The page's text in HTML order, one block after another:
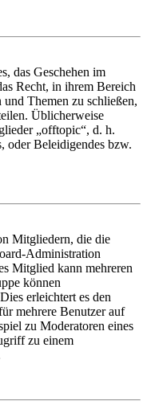
das Geschehen im
Recht, in ihrem Bereich
Themen zu schließen,
Üblicherweise
„offtopic“, d. h.
oder Beleidigendes bzw.
Mitgliedern, die die
Administration
Mitglied kann mehreren
können
erleichtert es den
mehrere Benutzer auf
zu Moderatoren eines
zu einem